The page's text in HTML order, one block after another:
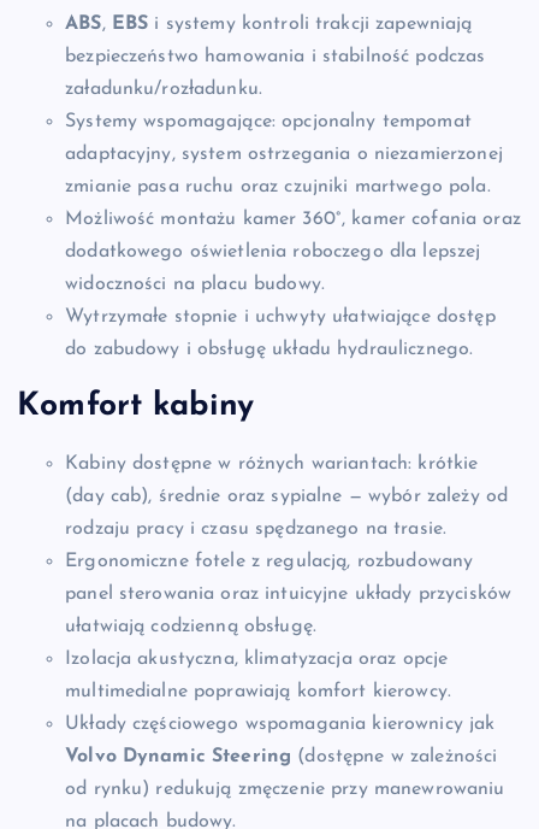
ABS, EBS i systemy kontroli trakcji zapewniają
bezpieczeństwo hamowania i stabilność podczas
załadunku/rozładunku.
Systemy wspomagające: opcjonalny tempomat
adaptacyjny, system ostrzegania o niezamierzonej
zmianie pasa ruchu oraz czujniki martwego pola.
Możliwość montażu kamer 360°, kamer cofania oraz
dodatkowego oświetlenia roboczego dla lepszej
widoczności na placu budowy.
Wytrzymałe stopnie i uchwyty ułatwiające dostęp
do zabudowy i obsługę układu hydraulicznego.
Komfort kabiny
Kabiny dostępne w różnych wariantach: krótkie
(day cab), średnie oraz sypialne — wybór zależy od
rodzaju pracy i czasu spędzanego na trasie.
Ergonomiczne fotele z regulacją, rozbudowany
panel sterowania oraz intuicyjne układy przycisków
ułatwiają codzienną obsługę.
Izolacja akustyczna, klimatyzacja oraz opcje
multimedialne poprawiają komfort kierowcy.
Układy częściowego wspomagania kierownicy jak
Volvo Dynamic Steering (dostępne w zależności
od rynku) redukują zmęczenie przy manewrowaniu
na placach budowy.